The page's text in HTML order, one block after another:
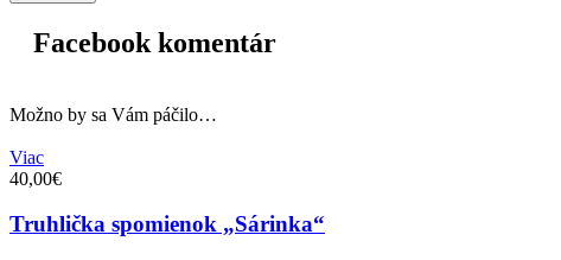
Facebook komentár
Možno by sa Vám páčilo…
Viac
40,00€
Truhlička spomienok „Sárinka“